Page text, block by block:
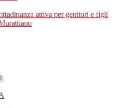
attiva per genitori e figli